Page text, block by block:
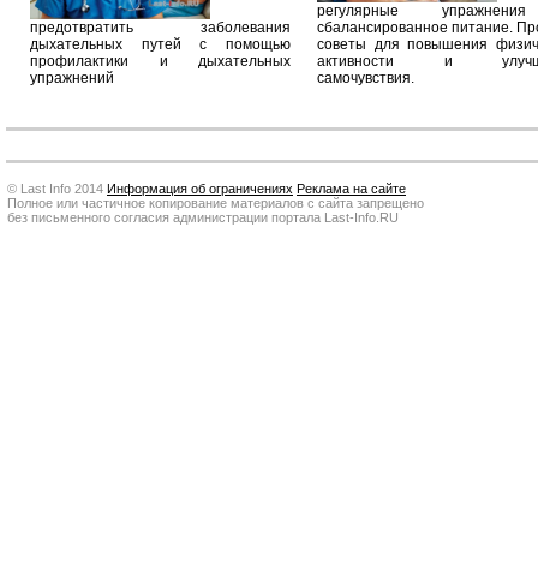
предотвратить заболевания
дыхательных путей с помощью
профилактики и дыхательных
упражнений
регулярные
сбалансированное питание.
советы для повышения
активности и
самочувствия.
© Last Info 2014 Информация об ограничениях Реклама на сайте
Полное или частичное копирование материалов с сайта запрещено
без письменного согласия администрации портала Last-Info.RU